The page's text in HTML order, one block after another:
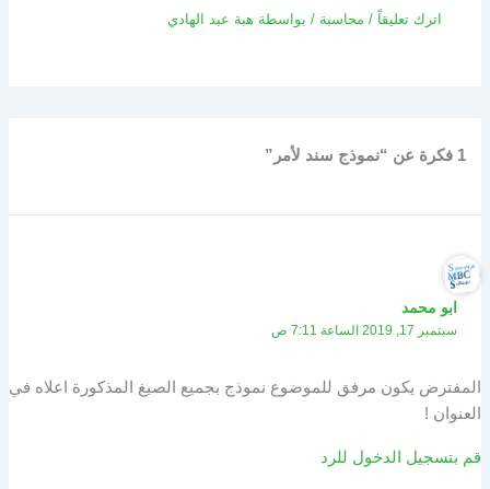
اترك تعليقاً / محاسبة / بواسطة هبة عبد الهادي
1 فكرة عن “نموذج سند لأمر”
ابو محمد
سبتمبر 17, 2019 الساعة 7:11 ص
المفترض يكون مرفق للموضوع نموذج بجميع الصيغ المذكورة اعلاه في
العنوان !
قم بتسجيل الدخول للرد